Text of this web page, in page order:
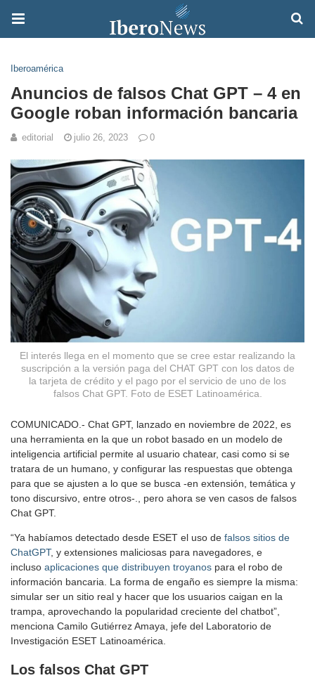
Iberoamérica
Anuncios de falsos Chat GPT – 4 en
Google roban información bancaria
editorial julio 26, 2023 0
El interés llega en el momento que se cree estar realizando la
suscripción a la versión paga del CHAT GPT con los datos de
la tarjeta de crédito y el pago por el servicio de uno de los
falsos Chat GPT. Foto de ESET Latinoamérica.
COMUNICADO.- Chat GPT, lanzado en noviembre de 2022, es
una herramienta en la que un robot basado en un modelo de
inteligencia artificial permite al usuario chatear, casi como si se
tratara de un humano, y configurar las respuestas que obtenga
para que se ajusten a lo que se busca -en extensión, temática y
tono discursivo, entre otros-., pero ahora se ven casos de falsos
Chat GPT.
“Ya habíamos detectado desde ESET el uso de falsos sitios de
ChatGPT, y extensiones maliciosas para navegadores, e
incluso aplicaciones que distribuyen troyanos para el robo de
información bancaria. La forma de engaño es siempre la misma:
simular ser un sitio real y hacer que los usuarios caigan en la
trampa, aprovechando la popularidad creciente del chatbot”,
menciona Camilo Gutiérrez Amaya, jefe del Laboratorio de
Investigación ESET Latinoamérica.
Los falsos Chat GPT